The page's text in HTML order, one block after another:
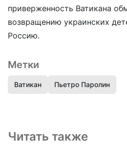
приверженность Ватикана
возвращению украинских
Россию.
Метки
Ватикан Пьетро Паролин
Читать также